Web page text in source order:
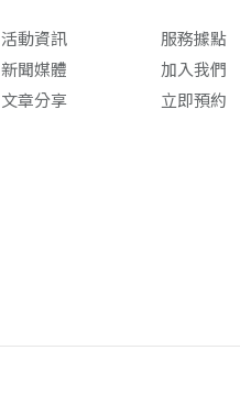
活動資訊
新聞媒體
文章分享
服務據點
加入我們
立即預約